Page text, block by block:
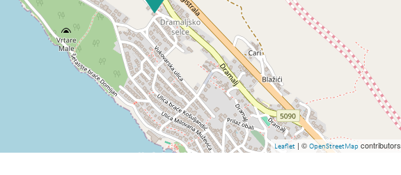
Leaflet| © OpenStreetMapcontributors